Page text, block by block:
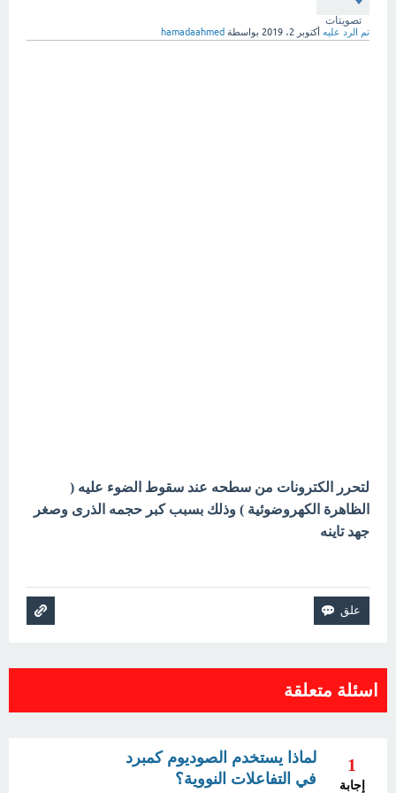
تصويتات
تم الرد عليه أكتوبر 2، 2019 بواسطة hamadaahmed
لتحرر الكترونات من سطحه عند سقوط الضوء عليه (
الظاهرة الكهروضوئية ) وذلك بسبب كبر حجمه الذرى وصغر
جهد تاينه
اسئلة متعلقة
1
إجابة
لماذا يستخدم الصوديوم كمبرد
في التفاعلات النووية؟